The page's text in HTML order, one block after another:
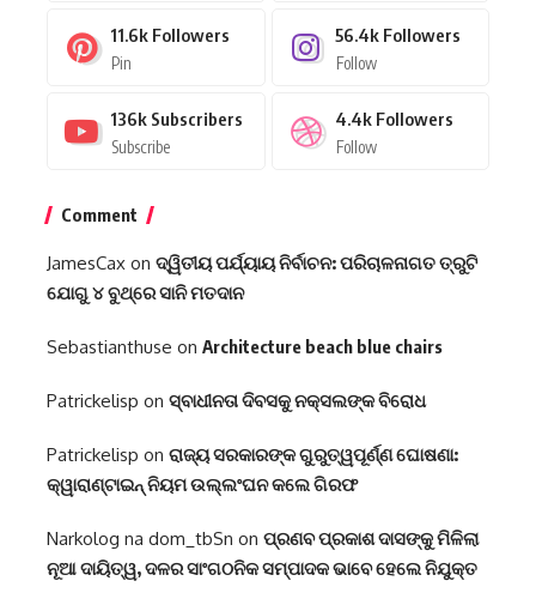
11.6k Followers
Pin
56.4k Followers
Follow
136k Subscribers
Subscribe
4.4k Followers
Follow
Comment
JamesCax on ଦ୍ୱିତୀୟ ପର୍ଯ୍ୟାୟ ନିର୍ବାଚନ: ପରିଚାଳନାଗତ ତ୍ରୁଟି
ଯୋଗୁ ୪ ବୁଥ୍‌ରେ ସାନି ମତଦାନ
Sebastianthuse on Architecture beach blue chairs
Patrickelisp on ସ୍ବାଧୀନତା ଦିବସକୁ ନକ୍ସଲଙ୍କ ବିରୋଧ
Patrickelisp on ରାଜ୍ୟ ସରକାରଙ୍କ ଗୁରୁତ୍ୱପୂର୍ଣ୍ଣ ଘୋଷଣା:
କ୍ୱାରାଣ୍ଟାଇନ୍‌ ନିୟମ ଉଲ୍ଲଂଘନ କଲେ ଗିରଫ
Narkolog na dom_tbSn on ପ୍ରଣବ ପ୍ରକାଶ ଦାସଙ୍କୁ ମିଳିଲା
ନୂଆ ଦାୟିତ୍ୱ, ଦଳର ସାଂଗଠନିକ ସମ୍ପାଦକ ଭାବେ ହେଲେ ନିଯୁକ୍ତ